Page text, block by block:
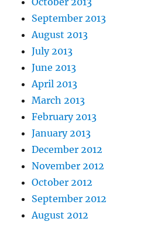
September 2013
August 2013
July 2013
June 2013
April 2013
March 2013
February 2013
January 2013
December 2012
November 2012
October 2012
September 2012
August 2012